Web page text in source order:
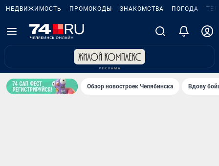
НЕДВИЖИМОСТЬ ПРОМОКОДЫ ЗНАКОМСТВА ПОГОДА
Обзор новостроек Челябинска Вдову